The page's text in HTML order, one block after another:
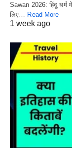
Sawan 2026: हिंदू धर्म
लिए…
Read More
1 week ago